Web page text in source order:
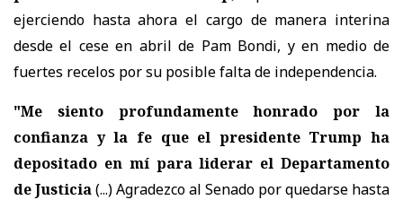
ejerciendo hasta ahora el cargo de manera interina
desde el cese en abril de Pam Bondi, y en medio de
fuertes recelos por su posible falta de independencia.
"Me siento profundamente honrado por la
confianza y la fe que el presidente Trump ha
depositado en mí para liderar el Departamento
de Justicia(...) Agradezco al Senado por quedarse hasta